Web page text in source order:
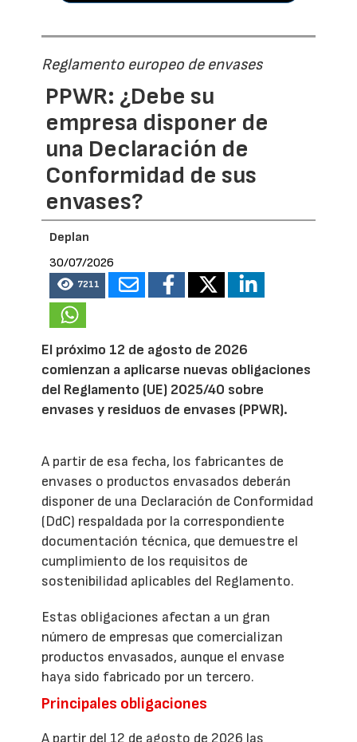
Reglamento europeo de envases
PPWR: ¿Debe su
empresa disponer de
una Declaración de
Conformidad de sus
envases?
Deplan
30/07/2026
7211
El próximo 12 de agosto de 2026
comienzan a aplicarse nuevas obligaciones
del Reglamento (UE) 2025/40 sobre
envases y residuos de envases (PPWR).
A partir de esa fecha, los fabricantes de
envases o productos envasados deberán
disponer de una Declaración de Conformidad
(DdC) respaldada por la correspondiente
documentación técnica, que demuestre el
cumplimiento de los requisitos de
sostenibilidad aplicables del Reglamento.
Estas obligaciones afectan a un gran
número de empresas que comercializan
productos envasados, aunque el envase
haya sido fabricado por un tercero.
Principales obligaciones
A partir del 12 de agosto de 2026 las